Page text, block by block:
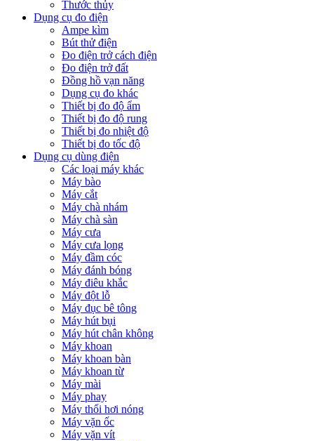
Thước thủy
Dụng cụ đo điện
Ampe kìm
Bút thử điện
Đo điện trở cách điện
Đo điện trở đất
Đồng hồ vạn năng
Dụng cụ đo khác
Thiết bị đo độ ẩm
Thiết bị đo độ rung
Thiết bị đo nhiệt độ
Thiết bị đo tốc độ
Dụng cụ dùng điện
Các loại máy khác
Máy bào
Máy cắt
Máy chà nhám
Máy chà sàn
Máy cưa
Máy cưa lọng
Máy đầm cóc
Máy đánh bóng
Máy điêu khắc
Máy đột lỗ
Máy đục bê tông
Máy hút bụi
Máy hút chân không
Máy khoan
Máy khoan bàn
Máy khoan từ
Máy mài
Máy phay
Máy thổi hơi nóng
Máy vặn ốc
Máy vặn vít